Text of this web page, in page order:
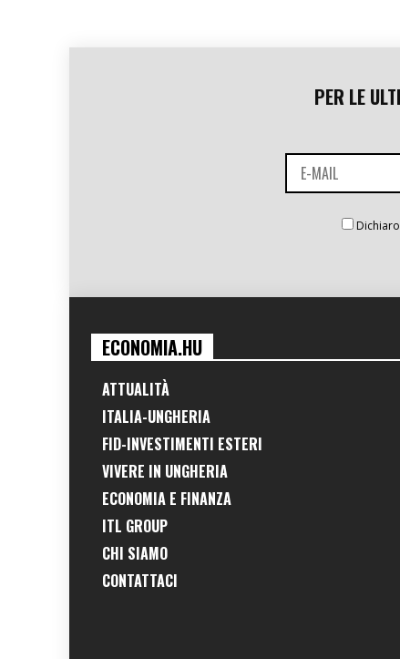
PER LE
ECONOMIA.HU
ATTUALITÀ
ITALIA-UNGHERIA
FID-INVESTIMENTI ESTERI
VIVERE IN UNGHERIA
ECONOMIA E FINANZA
ITL GROUP
CHI SIAMO
CONTATTACI